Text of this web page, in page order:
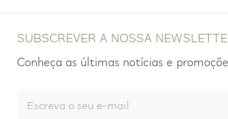
SUBSCREVER A NOSSA
Conheça as últimas notícias e